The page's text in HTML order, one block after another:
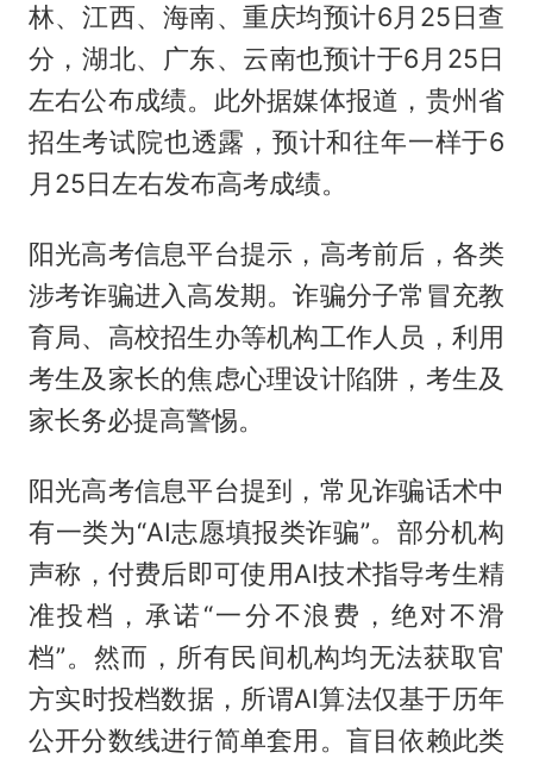
林、江西、海南、重庆均预计6月25日查
分，湖北、广东、云南也预计于6月25日
左右公布成绩。此外据媒体报道，贵州省
招生考试院也透露，预计和往年一样于6
月25日左右发布高考成绩。
阳光高考信息平台提示，高考前后，各类
涉考诈骗进入高发期。诈骗分子常冒充教
育局、高校招生办等机构工作人员，利用
考生及家长的焦虑心理设计陷阱，考生及
家长务必提高警惕。
阳光高考信息平台提到，常见诈骗话术中
有一类为“AI志愿填报类诈骗”。部分机构
声称，付费后即可使用AI技术指导考生精
准投档，承诺“一分不浪费，绝对不滑
档”。然而，所有民间机构均无法获取官
方实时投档数据，所谓AI算法仅基于历年
公开分数线进行简单套用。盲目依赖此类